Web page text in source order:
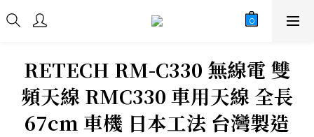
RETECH RM-C330 無線電 雙
頻天線 RMC330 車用天線 全長
67cm 車機 日本工法 台灣製造